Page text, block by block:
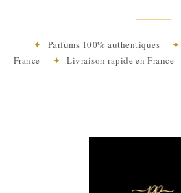
✦ Parfums 100% authentiques ✦
France ✦ Livraison rapide en France